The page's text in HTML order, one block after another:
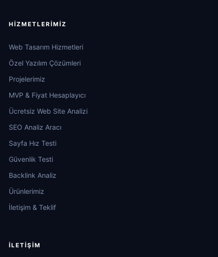
HIZMETLERIMIZ
Web Tasarım Hizmetleri
Özel Yazılım Çözümleri
Projelerimiz
MVP & Fiyat Hesaplayıcı
Ücretsiz Web Site Analizi
SEO Analiz Aracı
Sayfa Hız Testi
Güvenlik Testi
Backlink Analiz
Ürünlerimiz
İletişim & Teklif
İLETIŞIM